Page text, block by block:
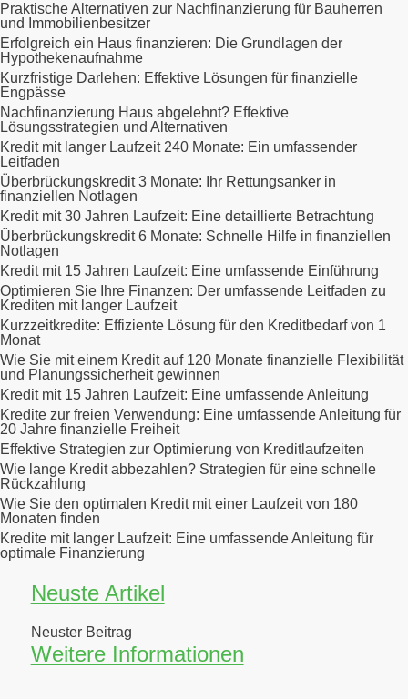
Praktische Alternativen zur Nachfinanzierung für Bauherren
und Immobilienbesitzer
Erfolgreich ein Haus finanzieren: Die Grundlagen der
Hypothekenaufnahme
Kurzfristige Darlehen: Effektive Lösungen für finanzielle
Engpässe
Nachfinanzierung Haus abgelehnt? Effektive
Lösungsstrategien und Alternativen
Kredit mit langer Laufzeit 240 Monate: Ein umfassender
Leitfaden
Überbrückungskredit 3 Monate: Ihr Rettungsanker in
finanziellen Notlagen
Kredit mit 30 Jahren Laufzeit: Eine detaillierte Betrachtung
Überbrückungskredit 6 Monate: Schnelle Hilfe in finanziellen
Notlagen
Kredit mit 15 Jahren Laufzeit: Eine umfassende Einführung
Optimieren Sie Ihre Finanzen: Der umfassende Leitfaden zu
Krediten mit langer Laufzeit
Kurzzeitkredite: Effiziente Lösung für den Kreditbedarf von 1
Monat
Wie Sie mit einem Kredit auf 120 Monate finanzielle Flexibilität
und Planungssicherheit gewinnen
Kredit mit 15 Jahren Laufzeit: Eine umfassende Anleitung
Kredite zur freien Verwendung: Eine umfassende Anleitung für
20 Jahre finanzielle Freiheit
Effektive Strategien zur Optimierung von Kreditlaufzeiten
Wie lange Kredit abbezahlen? Strategien für eine schnelle
Rückzahlung
Wie Sie den optimalen Kredit mit einer Laufzeit von 180
Monaten finden
Kredite mit langer Laufzeit: Eine umfassende Anleitung für
optimale Finanzierung
Neuste Artikel
Neuster Beitrag
Weitere Informationen